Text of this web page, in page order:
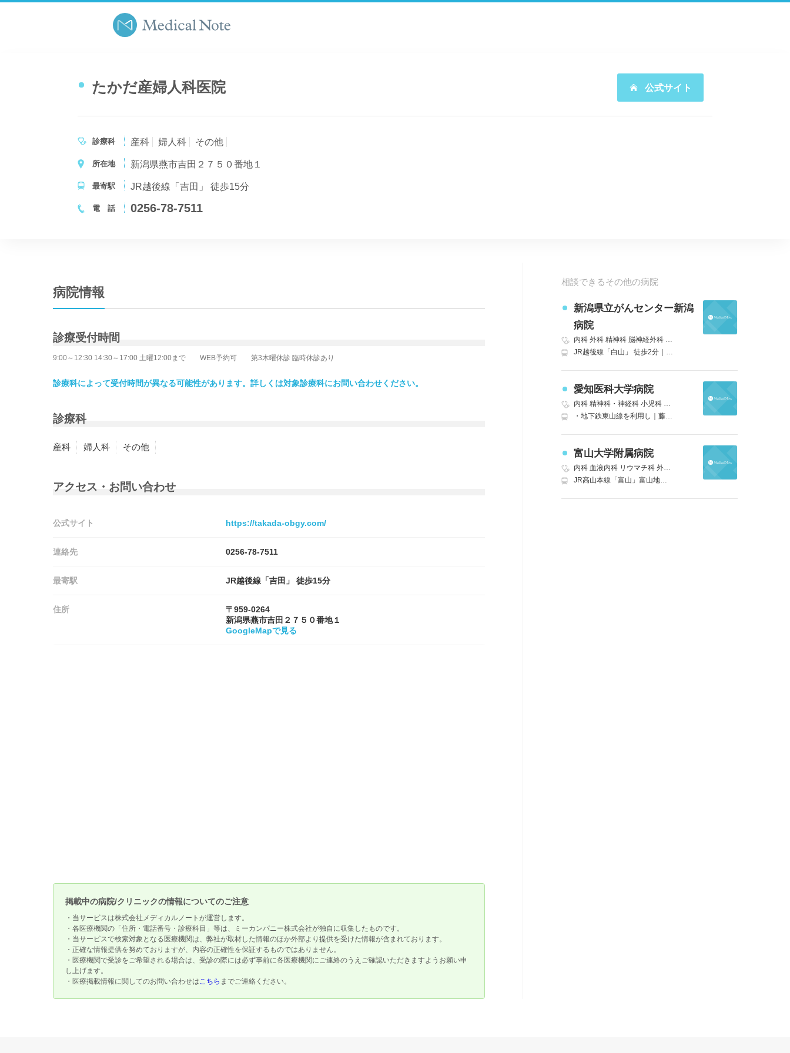
たかだ産婦人科医院 公式サイト
診療科 産科 婦人科 その他
所在地 新潟県燕市吉田２７５０番地１
最寄駅 JR越後線「吉田」 徒歩15分
電 話 0256-78-7511
病院情報
診療受付時間
9:00～12:30 14:30～17:00 土曜12:00まで WEB予約可 第3木曜休診 臨時休診あり
診療科によって受付時間が異なる可能性があります。詳しくは対象診療科にお問い合わせください。
診療科
産科 婦人科 その他
アクセス・お問い合わせ
公式サイト https://takada-obgy.com/
連絡先 0256-78-7511
最寄駅 JR越後線「吉田」 徒歩15分
住所
〒959-0264
新潟県燕市吉田２７５０番地１
GoogleMapで見る
掲載中の病院/クリニックの情報についてのご注意
・当サービスは株式会社メディカルノートが運営します。
・各医療機関の「住所・電話番号・診療科目」等は、ミーカンパニー株式会社が独自に収集したものです。
・当サービスで検索対象となる医療機関は、弊社が取材した情報のほか外部より提供を受けた情報が含まれております。
・正確な情報提供を努めておりますが、内容の正確性を保証するものではありません。
・医療機関で受診をご希望される場合は、受診の際には必ず事前に各医療機関にご連絡のうえご確認いただきますようお願い申
し上げます。
・医療掲載情報に関してのお問い合わせはこちら までご連絡ください。
相談できるその他の病院
新潟県立がんセンター新潟
病院
内科 外科 精神科 脳神経外科 呼吸器外科
JR越後線「白山」 徒歩2分｜JR信越本線(直江津～新潟)「新潟」BRT萬代橋ライン 白山駅前下車 徒歩3分 C1県庁線 がんセンター前下車など バス
愛知医科大学病院
内科 精神科・神経科 小児科 外科 心臓血管外科
・地下鉄東山線を利用し｜藤が丘駅（終点）で下車 藤が丘駅からは愛知医科大学病院行の名鉄バスを利用（約２０分）・名古屋駅（名鉄バスセンター３階）から愛知医科大学病院行き名鉄バスを利用
富山大学附属病院
内科 血液内科 リウマチ科 外科 神経内科
JR高山本線「富山」富山地鉄バス 富山大学附属病院行き バス30分